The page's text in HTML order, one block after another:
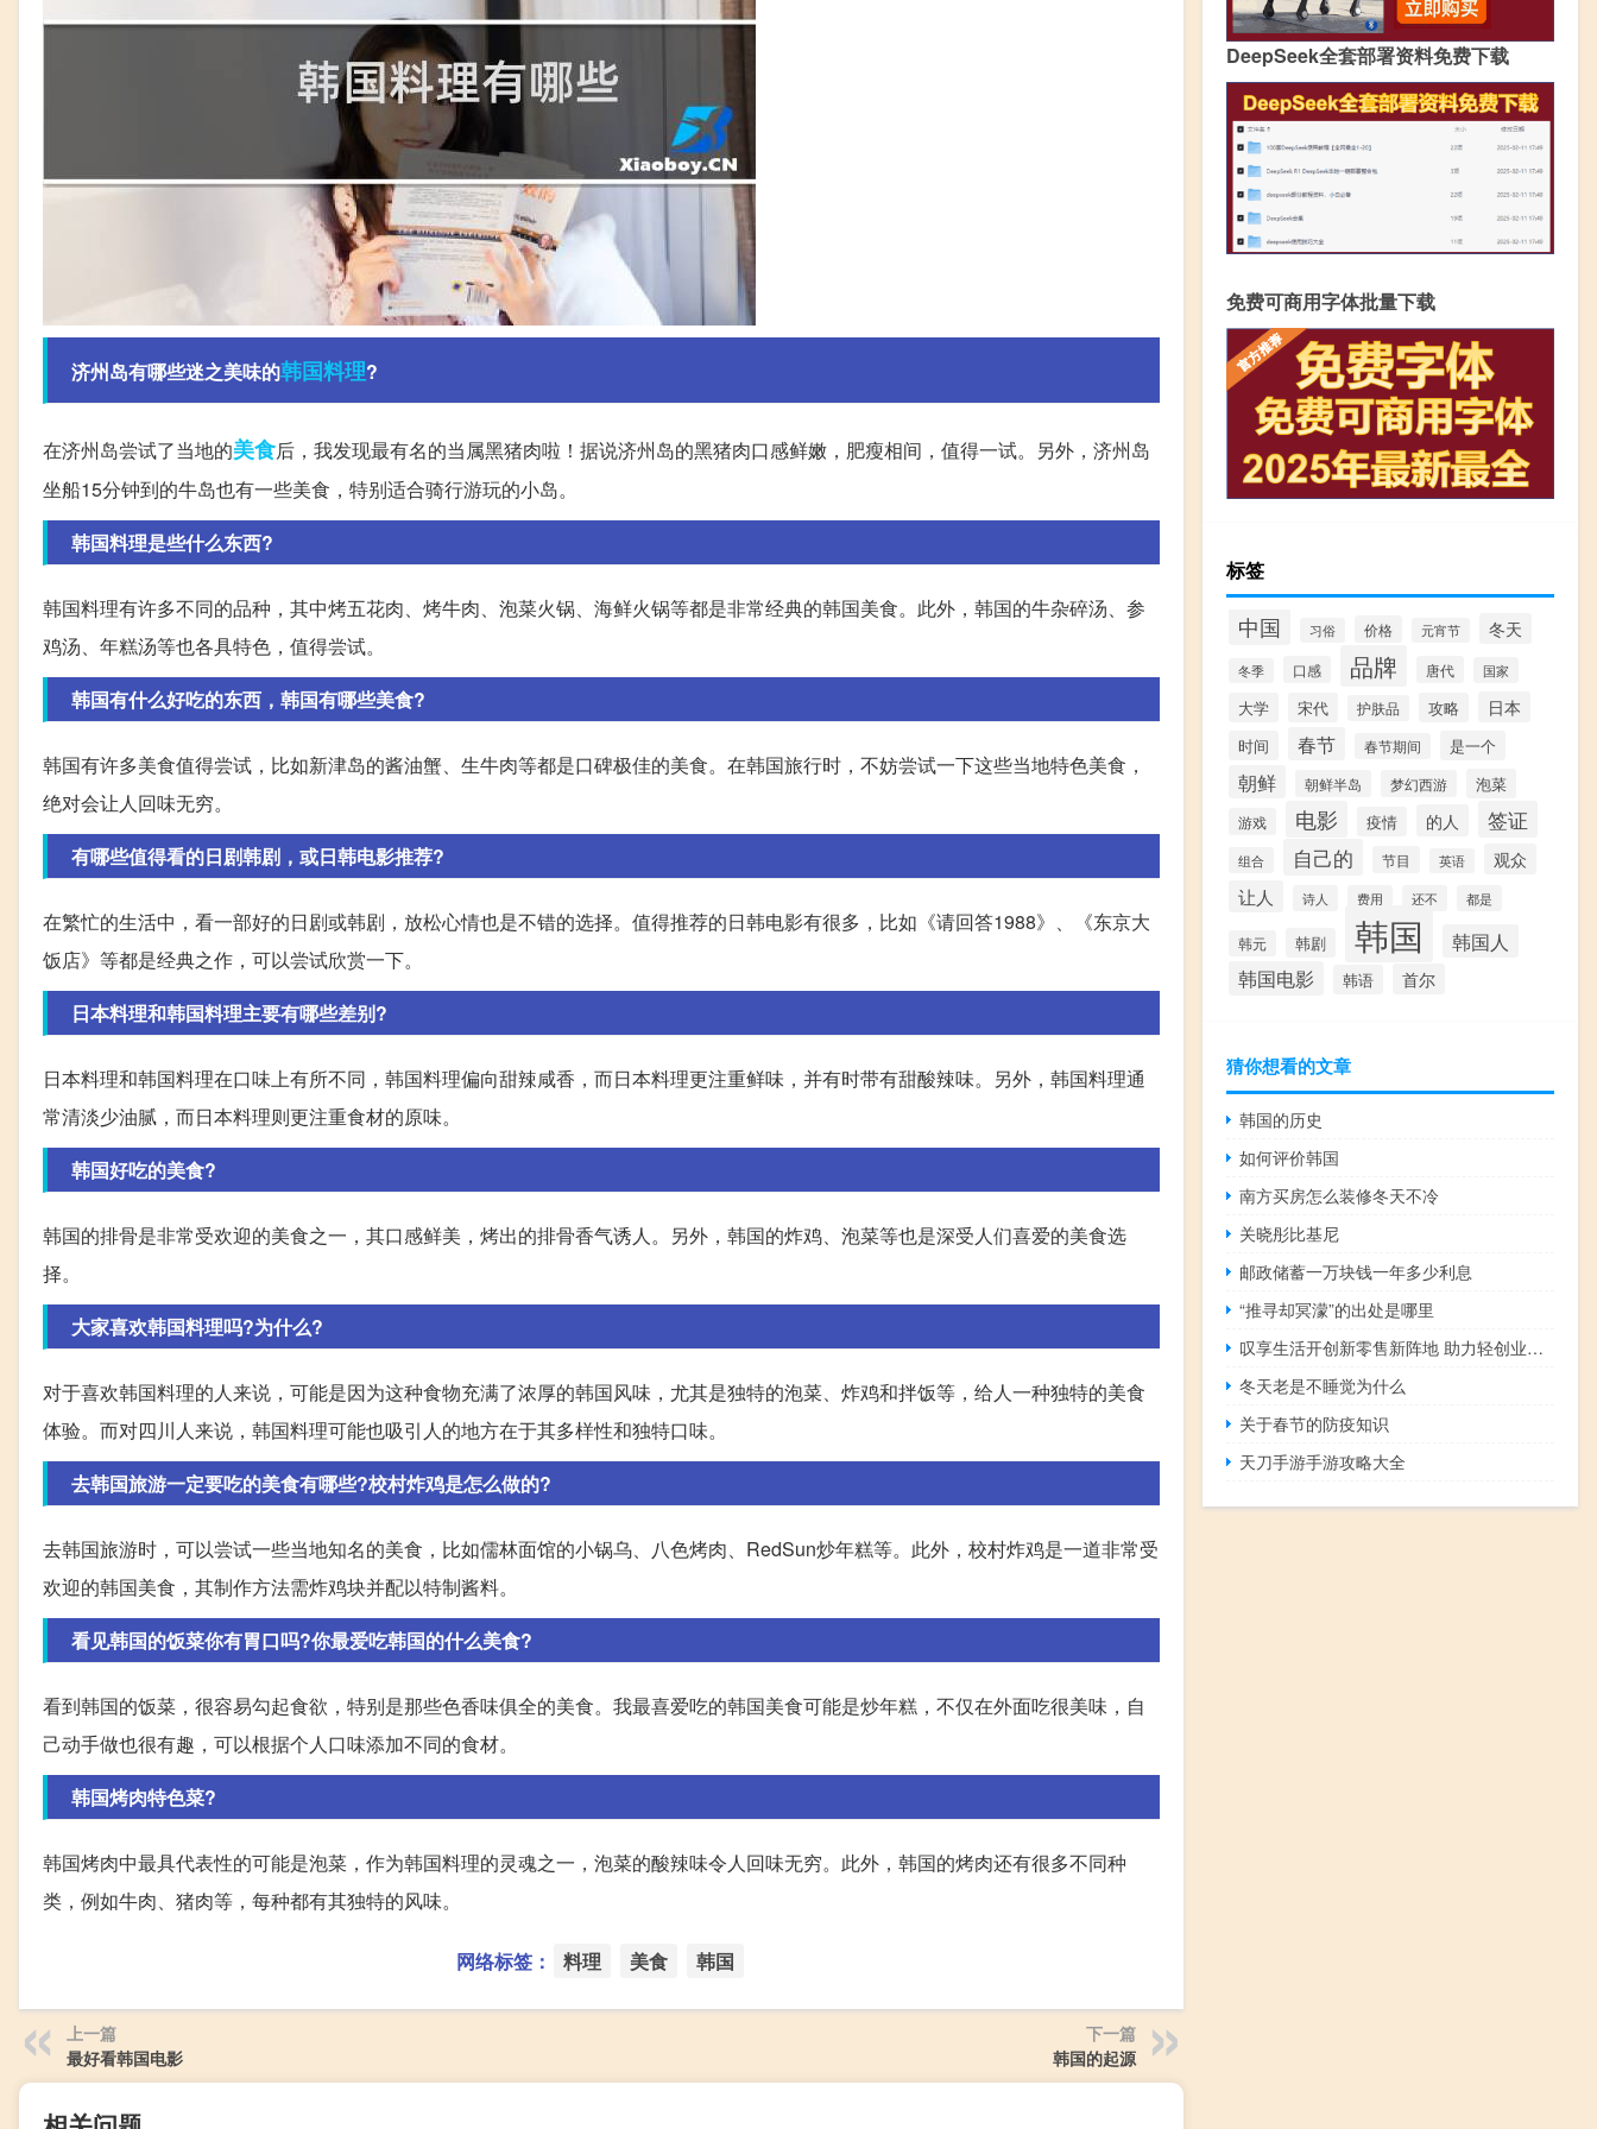
济州岛有哪些迷之美味的韩国料理?
在济州岛尝试了当地的美食后，我发现最有名的当属黑猪肉啦！据说济州岛的黑猪肉口感鲜嫩，肥瘦相间，值得一试。另外，济州岛
坐船15分钟到的牛岛也有一些美食，特别适合骑行游玩的小岛。
韩国料理是些什么东西?
韩国料理有许多不同的品种，其中烤五花肉、烤牛肉、泡菜火锅、海鲜火锅等都是非常经典的韩国美食。此外，韩国的牛杂碎汤、参
鸡汤、年糕汤等也各具特色，值得尝试。
韩国有什么好吃的东西，韩国有哪些美食?
韩国有许多美食值得尝试，比如新津岛的酱油蟹、生牛肉等都是口碑极佳的美食。在韩国旅行时，不妨尝试一下这些当地特色美食，
绝对会让人回味无穷。
有哪些值得看的日剧韩剧，或日韩电影推荐?
在繁忙的生活中，看一部好的日剧或韩剧，放松心情也是不错的选择。值得推荐的日韩电影有很多，比如《请回答1988》、《东京大
饭店》等都是经典之作，可以尝试欣赏一下。
日本料理和韩国料理主要有哪些差别?
日本料理和韩国料理在口味上有所不同，韩国料理偏向甜辣咸香，而日本料理更注重鲜味，并有时带有甜酸辣味。另外，韩国料理通
常清淡少油腻，而日本料理则更注重食材的原味。
韩国好吃的美食?
韩国的排骨是非常受欢迎的美食之一，其口感鲜美，烤出的排骨香气诱人。另外，韩国的炸鸡、泡菜等也是深受人们喜爱的美食选
择。
大家喜欢韩国料理吗?为什么?
对于喜欢韩国料理的人来说，可能是因为这种食物充满了浓厚的韩国风味，尤其是独特的泡菜、炸鸡和拌饭等，给人一种独特的美食
体验。而对四川人来说，韩国料理可能也吸引人的地方在于其多样性和独特口味。
去韩国旅游一定要吃的美食有哪些?校村炸鸡是怎么做的?
去韩国旅游时，可以尝试一些当地知名的美食，比如儒林面馆的小锅乌、八色烤肉、RedSun炒年糕等。此外，校村炸鸡是一道非常受
欢迎的韩国美食，其制作方法需炸鸡块并配以特制酱料。
看见韩国的饭菜你有胃口吗?你最爱吃韩国的什么美食?
看到韩国的饭菜，很容易勾起食欲，特别是那些色香味俱全的美食。我最喜爱吃的韩国美食可能是炒年糕，不仅在外面吃很美味，自
己动手做也很有趣，可以根据个人口味添加不同的食材。
韩国烤肉特色菜?
韩国烤肉中最具代表性的可能是泡菜，作为韩国料理的灵魂之一，泡菜的酸辣味令人回味无穷。此外，韩国的烤肉还有很多不同种
类，例如牛肉、猪肉等，每种都有其独特的风味。
网络标签： 料理 美食 韩国
上一篇
最好看韩国电影
下一篇
韩国的起源
DeepSeek全套部署资料免费下载
免费可商用字体批量下载
标签
中国 习俗 价格 元宵节 冬天
冬季 口感 品牌 唐代 国家
大学 宋代 护肤品 攻略 日本
时间 春节 春节期间 是一个
朝鲜 朝鲜半岛 梦幻西游 泡菜
游戏 电影 疫情 的人 签证
组合 自己的 节目 英语 观众
让人 诗人 费用 还不 都是
韩元 韩剧 韩国 韩国人
韩国电影 韩语 首尔
猜你想看的文章
韩国的历史
如何评价韩国
南方买房怎么装修冬天不冷
关晓彤比基尼
邮政储蓄一万块钱一年多少利息
“推寻却冥濛”的出处是哪里
叹享生活开创新零售新阵地 助力轻创业腾飞未来
冬天老是不睡觉为什么
关于春节的防疫知识
天刀手游手游攻略大全